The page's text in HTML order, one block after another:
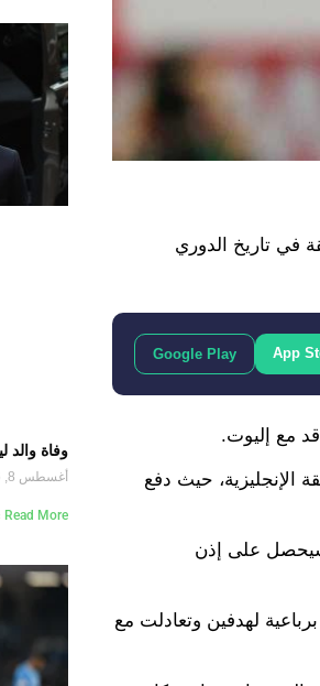
في تاريخ الدوري
App
Google Play
الإنجليزية، حيث دفع
المتحدة الأمريكية رفقة منتخب إنجلترا لخوض منافسات كأس العالم 2026، وسيحصل على إذن
لهدفين وتعادلت مع
وفاة والد
أغسطس 8, 2026
Read More »